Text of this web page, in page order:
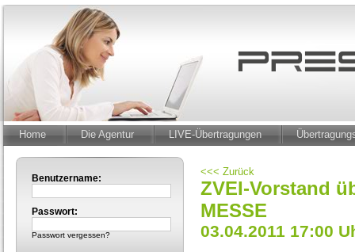
Home Die Agentur LIVE-Übertragungen
Benutzername:
Passwort:
Passwort vergessen?
<<< Zurück
ZVEI-Vorstand
MESSE
03.04.2011 17:00